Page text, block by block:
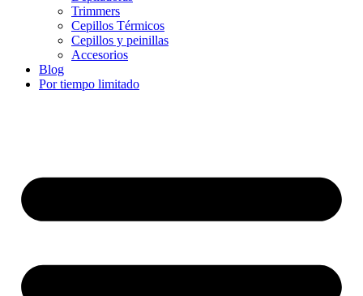
Trimmers
Cepillos Térmicos
Cepillos y peinillas
Accesorios
Blog
Por tiempo limitado